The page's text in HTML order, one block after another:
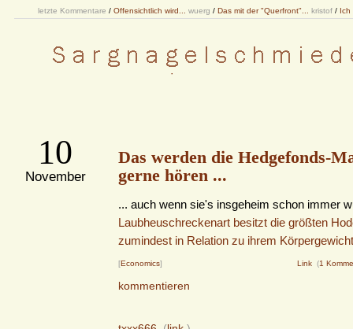
letzte Kommentare / Offensichtlich wird... wuerg / Das mit der "Querfront"... kristof / Ich
10
November
Das werden die Hedgefonds-
gerne hören ...
... auch wenn sie's insgeheim schon immer
Laubheuschreckenart besitzt die größten
zumindest in Relation zu ihrem
[Economics] Link (1
kommentieren